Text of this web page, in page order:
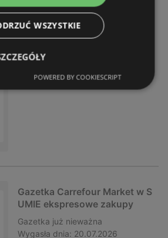
Gazetka Carrefour w SUMIE s
ame okazje
Gazetka już nieważna
Wygasła dnia:
Gazetka Carrefour Market w S
UMIE ekspresowe zakupy
Gazetka już nieważna
Wygasła dnia: 20.07.2026
WSZYSTKIE
POWERED BY COOKIESCRIPT